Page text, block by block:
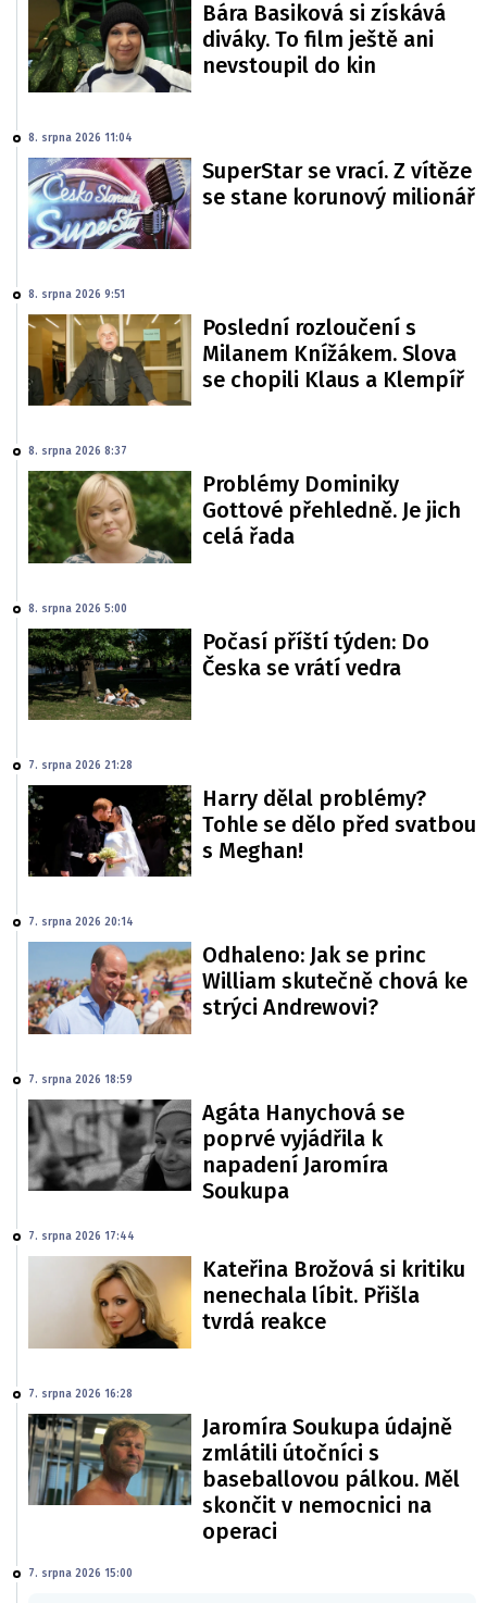
Bára Basiková si získává
diváky. To film ještě ani
nevstoupil do kin
8. srpna 2026 11:04
SuperStar se vrací. Z vítěze
se stane korunový milionář
8. srpna 2026 9:51
Poslední rozloučení s
Milanem Knížákem. Slova
se chopili Klaus a Klempíř
8. srpna 2026 8:37
Problémy Dominiky
Gottové přehledně. Je jich
celá řada
8. srpna 2026 5:00
Počasí příští týden: Do
Česka se vrátí vedra
7. srpna 2026 21:28
Harry dělal problémy?
Tohle se dělo před svatbou
s Meghan!
7. srpna 2026 20:14
Odhaleno: Jak se princ
William skutečně chová ke
strýci Andrewovi?
7. srpna 2026 18:59
Agáta Hanychová se
poprvé vyjádřila k
napadení Jaromíra
Soukupa
7. srpna 2026 17:44
Kateřina Brožová si kritiku
nenechala líbit. Přišla
tvrdá reakce
7. srpna 2026 16:28
Jaromíra Soukupa údajně
zmlátili útočníci s
baseballovou pálkou. Měl
skončit v nemocnici na
operaci
7. srpna 2026 15:00